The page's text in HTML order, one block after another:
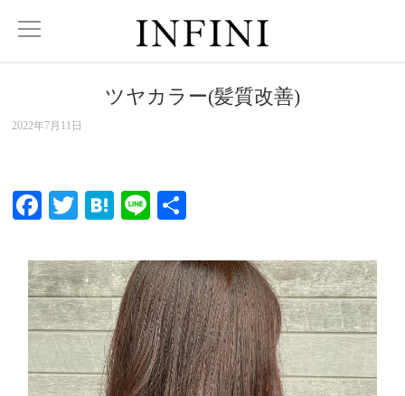
ツヤカラー(髪質改善)
2022年7月11日
Facebook
TwitterHatena
Line